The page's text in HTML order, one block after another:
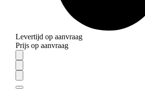
Levertijd op aanvraag
Prijs op aanvraag